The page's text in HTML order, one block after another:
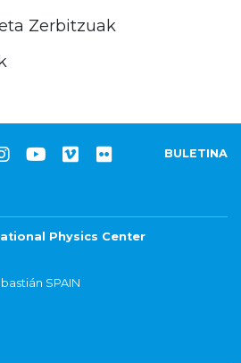
Zerbitzuak
BULETINA
Physics Center
SPAIN